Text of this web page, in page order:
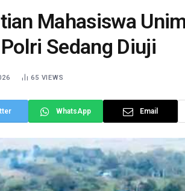
Mahasiswa
Sedang Diuji
65 VIEWS
WhatsApp Email